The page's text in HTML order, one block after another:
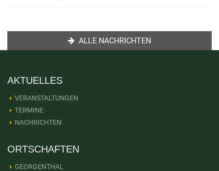
ALLE NACHRICHTEN
AKTUELLES
VERANSTALTUNGEN
TERMINE
NACHRICHTEN
ORTSCHAFTEN
GEORGENTHAL